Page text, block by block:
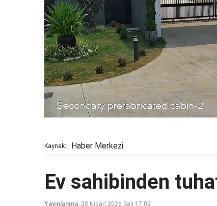
Kaynak: Haber Merkezi
Ev sahibinden
Yayınlanma: 28 Nisan 2026 Salı 17:09